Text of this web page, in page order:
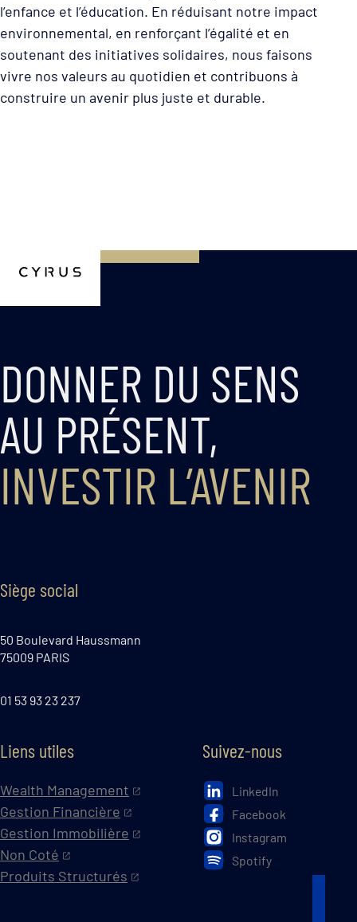
l’enfance et l’éducation. En réduisant notre impact
environnemental, en renforçant l’égalité et en
soutenant des initiatives solidaires, nous faisons
vivre nos valeurs au quotidien et contribuons à
construire un avenir plus juste et durable.
DONNER DU SENS
AU PRÉSENT,
INVESTIR L’AVENIR
Siège social
50 Boulevard Haussmann
75009 PARIS
01 53 93 23 237
Liens utiles
Wealth Management
Gestion Financière
Gestion Immobilière
Non Coté
Produits Structurés
Suivez-nous
LinkedIn
Facebook
Instagram
Spotify